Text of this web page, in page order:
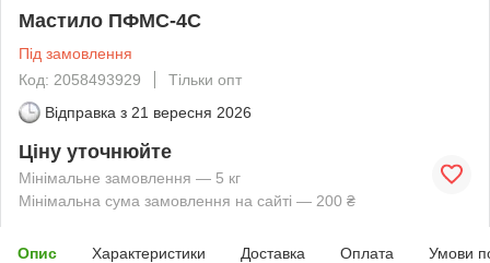
Мастило ПФМС-4С
Під замовлення
Код: 2058493929
Тільки опт
Відправка з 21 вересня 2026
Ціну уточнюйте
Мінімальне замовлення — 5 кг
Мінімальна сума замовлення на сайті — 200 ₴
Опис Характеристики Доставка Оплата Умови